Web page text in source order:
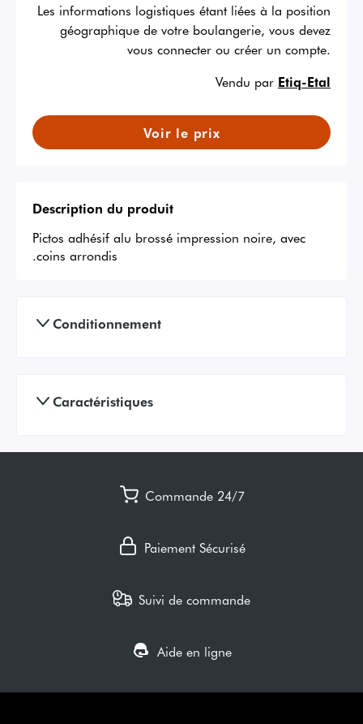
Les informations logistiques étant liées à la position
géographique de votre boulangerie, vous devez
vous connecter ou créer un compte.
Vendu par Etiq-Etal
Voir le prix
Description du produit
Pictos adhésif alu brossé impression noire, avec
.coins arrondis
Conditionnement
Caractéristiques
Commande 24/7
Paiement Sécurisé
Suivi de commande
Aide en ligne